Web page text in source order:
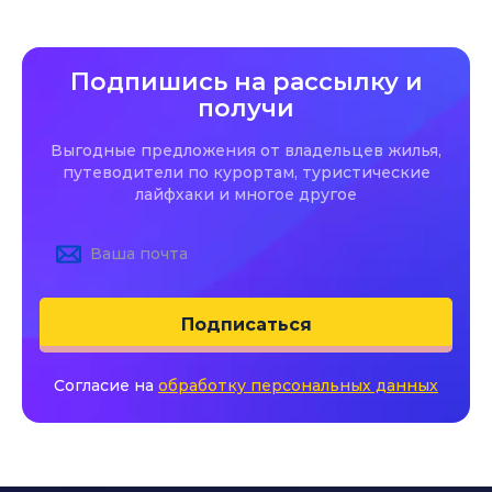
Подпишись на рассылку и
получи
Выгодные предложения от владельцев жилья,
путеводители по курортам, туристические
лайфхаки и многое другое
Подписаться
Согласие на обработку персональных данных